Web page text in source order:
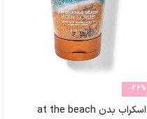
-26%
اسکراب بدن at the beach